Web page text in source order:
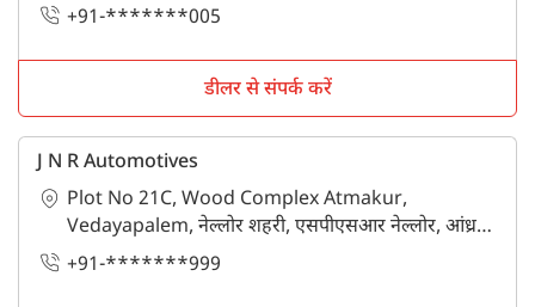
+91-*******005
डीलर से संपर्क करें
J N R Automotives
Plot No 21C, Wood Complex Atmakur,
Vedayapalem, नेल्लोर शहरी, एसपीएसआर नेल्लोर, आंध्र
प्रदेश - 524004
+91-*******999